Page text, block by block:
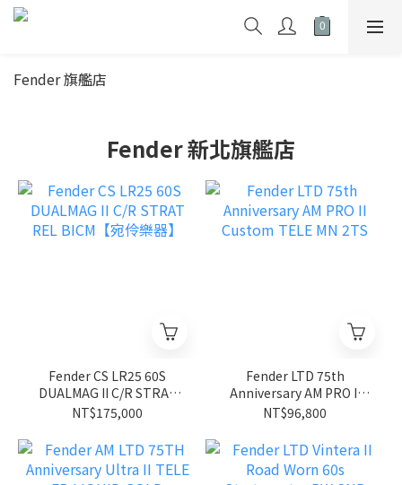
Fender 旗艦店
Fender 新北旗艦店
Fender CS LR25 60S
DUALMAG II C/R STRAT
REL BICM【宛伶樂器】
NT$175,000
Fender LTD 75th
Anniversary AM PRO II
Custom TELE MN 2TS
NT$96,800